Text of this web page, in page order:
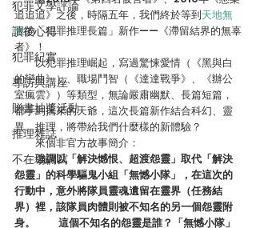
犯罪文學評論
讀後心得
犯罪紀實
專訪與講座
贈書抽獎活動
推理雜誌
不在場側寫
追追追》之後，時隔五年，我們終於等到天地無
限的「犯罪推理長篇」新作——《滯留結界的無辜
者》！
以犯罪推理崛起，寫過驚悚愛情（《黑與白
的戀曲》）、職場鬥智（《達達戰爭》、《辦公
室瘋雲》）等類型，無論嚴肅幽默、長篇短篇，
都手到擒來的天爺，這次長篇新作結合科幻、靈
異、推理，將帶給我們什麼樣的新體驗？
來個非官方故事簡介：
強調以「解決憾恨、超渡怨靈」取代「解決
怨靈」的科學驅鬼小組「無憾小隊」，在這次的
行動中，意外將隊員靈魂遺留在靈界（任務結
界）裡，該隊員肉體則被不知名的另一個怨靈附
身。 　　這個不知名的怨靈是誰？「無憾小隊」